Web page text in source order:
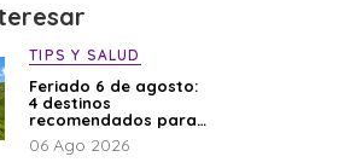
TIPS Y SALUD
Feriado 6 de agosto:
4 destinos
recomendados para
disfrutar el descanso
06 Ago 2026